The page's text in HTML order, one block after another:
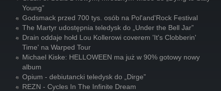
Young”
Godsmack przed 700 tys. osób na Pol'and'Rock Festival
The Martyr udostępnia teledysk do „Under the Bell Jar”
Drain oddaje hołd Lou Kollerowi coverem 'It's Clobberin'
Time' na Warped Tour
Michael Kiske: HELLOWEEN ma już w 90% gotowy nowy
album
Opium - debiutancki teledysk do „Dirge”
REZN - Cycles In The Infinite Dream